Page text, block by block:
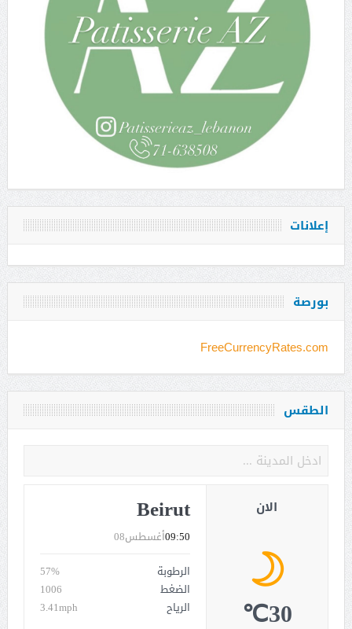
إعلانات
بورصة
FreeCurrencyRates.com
الطقس
Beirut
أغسطس0809:50
الرطوبة
57%
الضغط
1006
الرياح
3.41mph
الان
30℃